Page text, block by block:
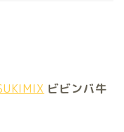
ビビンバ牛